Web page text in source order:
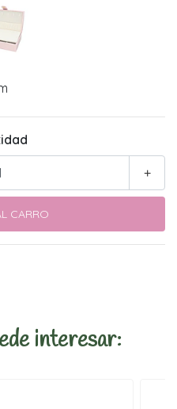
+
interesar: